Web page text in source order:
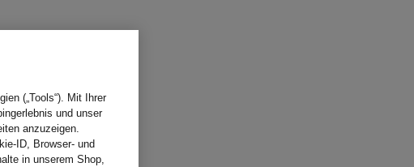
(„Tools“). Mit Ihrer
und unser
anzuzeigen.
ID, Browser- und
in unserem Shop,